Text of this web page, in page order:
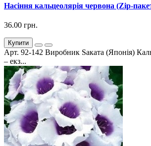
Насіння кальцеолярія червона (Zip-
36.00 грн.
Купити
Арт. 92-142 Виробник Sаката (Японія)
– екз...